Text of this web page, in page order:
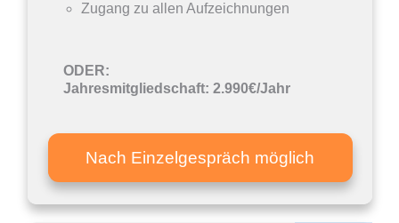
Zugang zu allen Aufzeichnungen
ODER:
Jahresmitgliedschaft: 2.990€/Jahr
Nach Einzelgespräch möglich